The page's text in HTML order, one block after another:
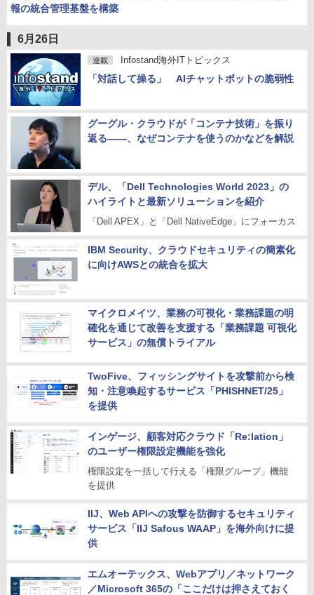
報の統合管理基盤を構築
6月26日
連載 Infostand海外ITトピックス
「対話して操る」 AIチャットボットの脆弱性
グーグル・クラウドが「コンテナ技術」を振り
返る――、なぜコンテナを使うのかなどを解説
デル、「Dell Technologies World 2023」の
ハイライトと最新ソリューションを紹介
「Dell APEX」と「Dell NativeEdge」にフォーカス
IBM Security、クラウドセキュリティの簡素化
に向けAWSとの統合を拡大
マイクロメイツ、業務の可視化・業務課題の明
確化を通じて改善を支援する「業務課題 可視化
サービス」の無償トライアル
TwoFive、フィッシングサイトを攻撃前から検
知・注意喚起するサービス「PHISHNET/25」
を提供
インゲージ、顧客対応クラウド「Re:lation」
のユーザー権限設定機能を強化
権限設定を一括して行える「権限グループ」機能
を提供
IIJ、Web APIへの攻撃を防御するセキュリティ
サービス「IIJ Safous WAAP」を海外向けに提
供
エムオーテックス、Webアプリ／ネットワーク
／Microsoft 365の「ここだけは押さえておく